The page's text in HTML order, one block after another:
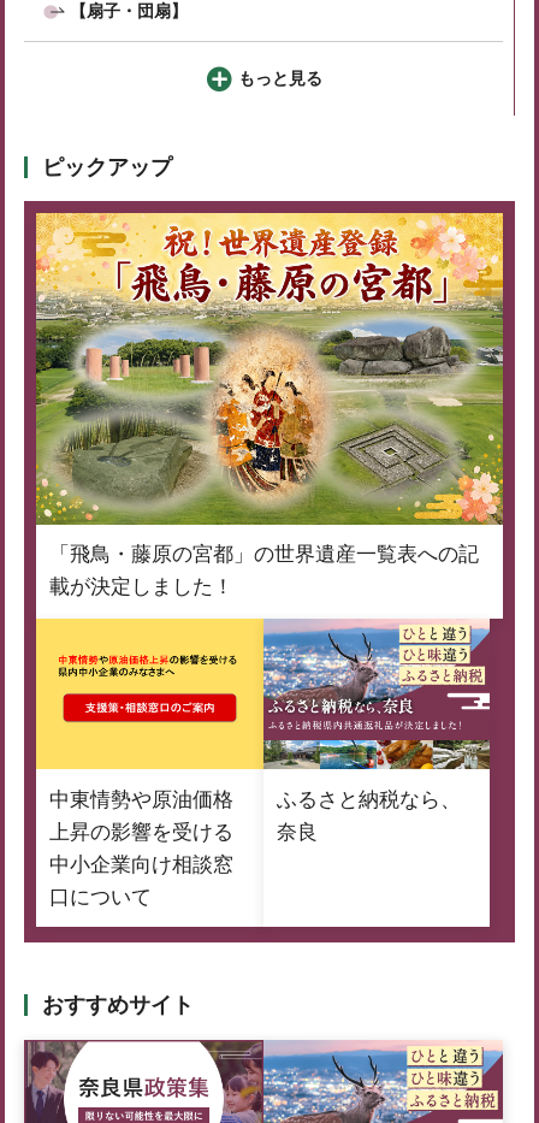
【扇子・団扇】
もっと見る
ピックアップ
「飛鳥・藤原の宮都」の世界遺産一覧表への記
載が決定しました！
中東情勢や原油価格
上昇の影響を受ける
中小企業向け相談窓
口について
ふるさと納税なら、
奈良
おすすめサイト